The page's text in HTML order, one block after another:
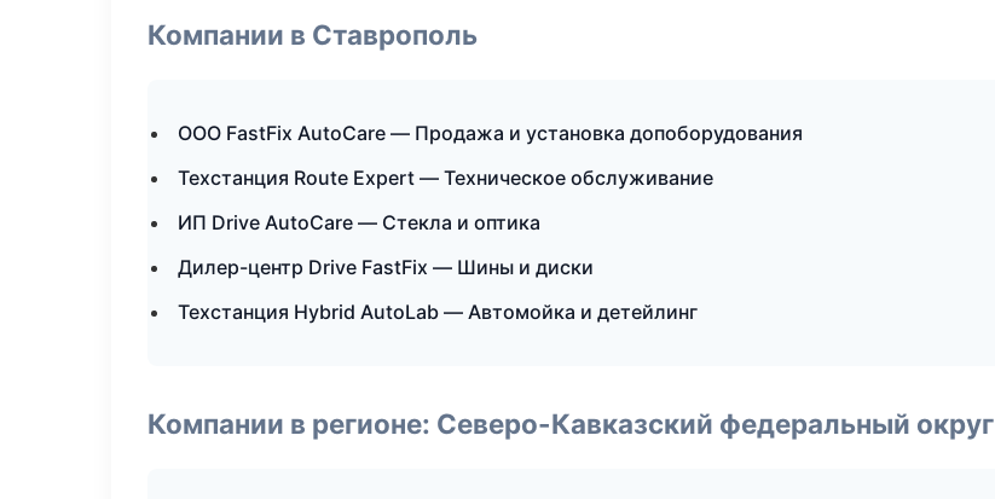
Компании в Ставрополь
ООО FastFix AutoCare — Продажа и установка допоборудования
Техстанция Route Expert — Техническое обслуживание
ИП Drive AutoCare — Стекла и оптика
Дилер-центр Drive FastFix — Шины и диски
Техстанция Hybrid AutoLab — Автомойка и детейлинг
Компании в регионе: Северо-Кавказский федеральный округ